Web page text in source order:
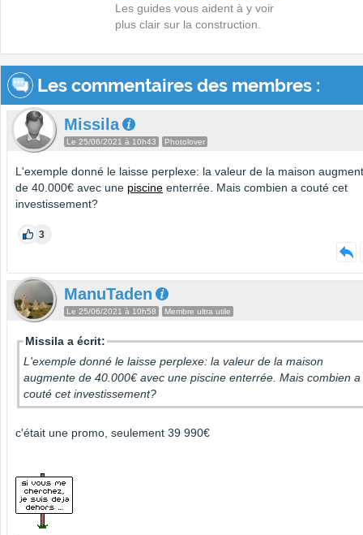
Les guides vous aident à y voir
plus clair sur la construction.
Les commentaires des membres :
Missila
Le 25/06/2021 à 10h43 Photolover
L'exemple donné le laisse perplexe: la valeur de la maison
de 40.000€ avec une piscine enterrée. Mais combien a couté cet
investissement?
3
ManuTaden
Le 25/06/2021 à 10h58 Membre ultra utile
Missila a écrit:
L'exemple donné le laisse perplexe: la valeur de la maison
augmente de 40.000€ avec une piscine enterrée. Mais combien a
couté cet investissement?
c'était une promo, seulement 39 990€